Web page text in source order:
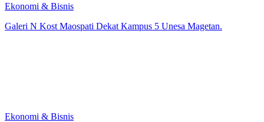
Ekonomi & Bisnis
Galeri N Kost Maospati Dekat Kampus 5 Unesa Magetan.
Ekonomi & Bisnis